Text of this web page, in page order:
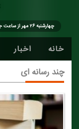
چهارشنبه ۲۶ مهر از ساعت جایگزین برنامه های شهر آفتاب/سعدآباد/تهران من به مدت -
خانه اخبار
چند رسانه ای